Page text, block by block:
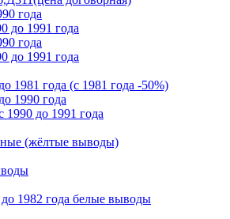
года
до 1991 года
года
до 1991 года
1981 года (с 1981 года -50%)
1990 года
до 1991 года
(жёлтые выводы)
1982 года белые выводы